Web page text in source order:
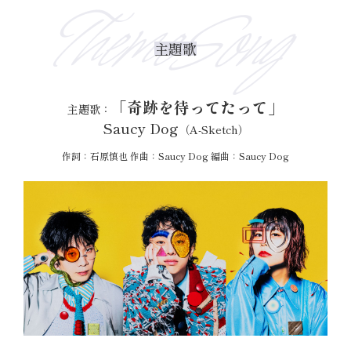
ThemeSong
主題歌
主題歌： 「奇跡を待ってたって」
Saucy Dog （A-Sketch）
作詞：石原慎也 作曲：Saucy Dog 編曲：Saucy Dog